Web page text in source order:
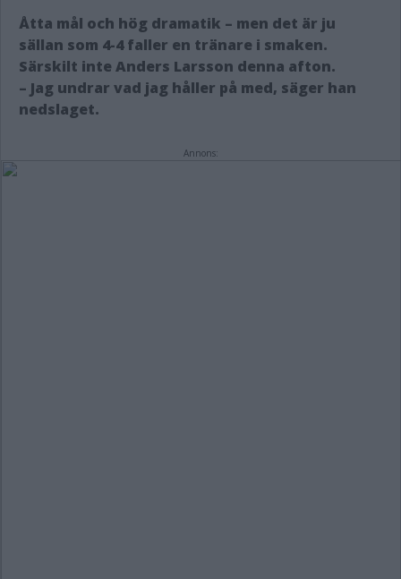
Åtta mål och hög dramatik – men det är ju
sällan som 4-4 faller en tränare i smaken.
Särskilt inte Anders Larsson denna afton.
– Jag undrar vad jag håller på med, säger han
nedslaget.
Annons: